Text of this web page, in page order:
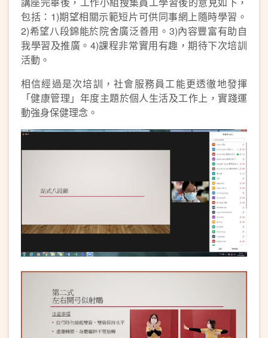
包括：1)期望相關示範短片可供同事網上隨時學習。
2)希望八段錦能於院舍廣泛善用。3)內容豐富有助自
我學習及推廣。4)課程非常實用有趣，期待下次培訓
活動。
相信經過是次培訓，社會服務員工能更透徹地發揮
「健康管理」年度主題於個人生活及工作上，實踐運
動強身保健理念。